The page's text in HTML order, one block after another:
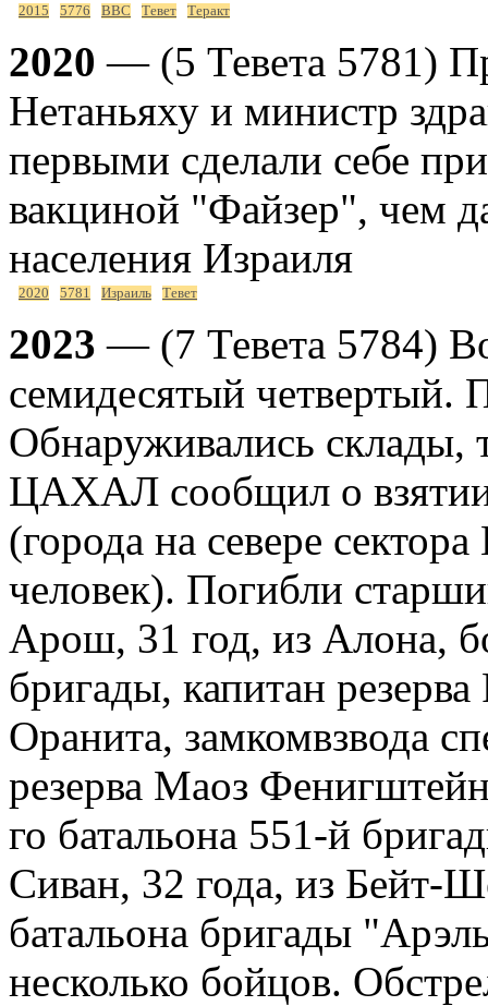
2015 5776 ВВС Тевет Теракт
2020 — (5 Тевета 5781)
Нетаньяху и министр
первыми сделали себе
вакциной "Файзер", чем
населения Израиля
2020 5781 Израиль Тевет
2023 — (7 Тевета 5784)
семидесятый четвертый.
Обнаруживались склады,
ЦАХАЛ сообщил о
(города на севере
человек). Погибли
Арош, 31 год, из Алона,
бригады, капитан
Оранита, замкомвзвода
резерва Маоз
го батальона 551-й
Сиван, 32 года, из Бейт-
батальона бригады
несколько бойцов.